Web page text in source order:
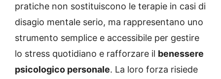
pratiche non sostituiscono le terapie in casi di
disagio mentale serio, ma rappresentano uno
strumento semplice e accessibile per gestire
lo stress quotidiano e rafforzare il benessere
psicologico personale. La loro forza risiede